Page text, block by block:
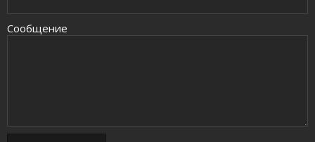
Сообщение